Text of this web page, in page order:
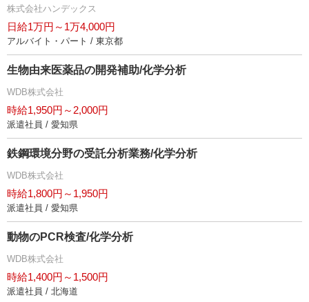
株式会社ハンデックス
日給1万円～1万4,000円
アルバイト・パート / 東京都
生物由来医薬品の開発補助/化学分析
WDB株式会社
時給1,950円～2,000円
派遣社員 / 愛知県
鉄鋼環境分野の受託分析業務/化学分析
WDB株式会社
時給1,800円～1,950円
派遣社員 / 愛知県
動物のPCR検査/化学分析
WDB株式会社
時給1,400円～1,500円
派遣社員 / 北海道